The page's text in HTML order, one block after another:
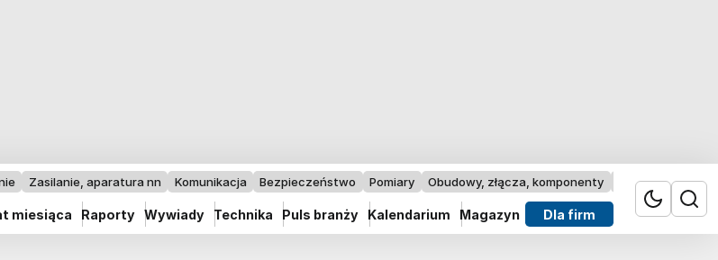
Zasilanie, aparatura nn Komunikacja Bezpieczeństwo Pomiary Obudowy, złącza, komponenty Przemysł 4.0
miesiąca Raporty Wywiady Technika Puls branży Kalendarium Magazyn Dla firm